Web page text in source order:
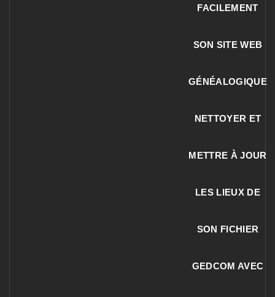
FACILEMENT
SON SITE WEB
GÉNÉALOGIQUE
NETTOYER ET
METTRE À JOUR
LES LIEUX DE
SON FICHIER
GEDCOM AVEC